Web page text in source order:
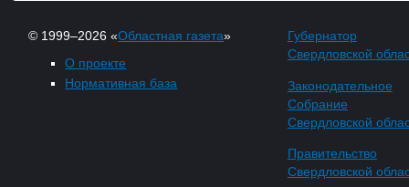
© 1999–2026 «Областная газета»
О проекте
Нормативная база
Губернатор
Свердловской
Законодательное
Собрание
Свердловской
Правительство
Свердловской